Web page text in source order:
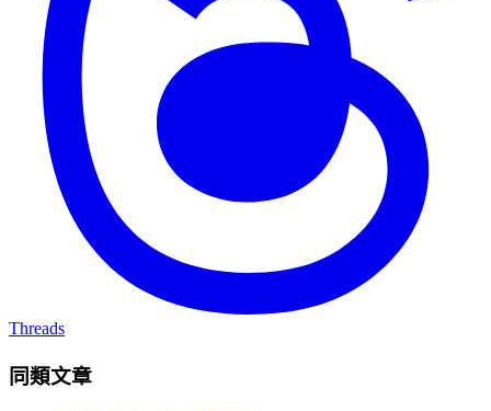
Threads
同類文章